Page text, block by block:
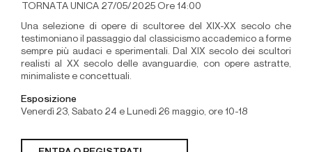
TORNATA UNICA 27/05/2025 Ore 14:00
Una selezione di opere di scultoree del XIX-XX secolo che
testimoniano il passaggio dal classicismo accademico a forme
sempre più audaci e sperimentali. Dal XIX secolo dei scultori
realisti al XX secolo delle avanguardie, con opere astratte,
minimaliste e concettuali.
Esposizione
Venerdì 23, Sabato 24 e Lunedì 26 maggio, ore 10-18